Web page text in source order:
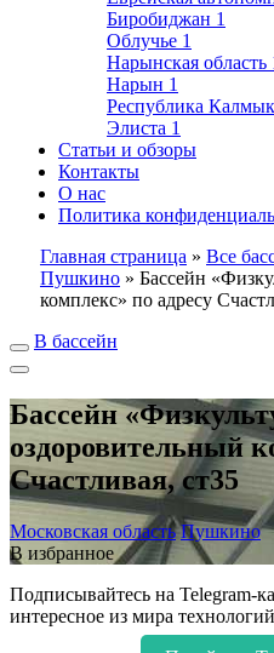
Биробиджан 1
Облучье 1
Нарынская область
Нарын 1
Республика
Элиста 1
Статьи и обзоры
Контакты
О нас
Политика
Главная страница » Все
Пушкино » Бассейн
комплекс» по адресу
В бассейн
Бассейн
оздоровительный
Счастливая, ст35
Московская область Пушкино
В избранное
Подписывайтесь на Telegram-
интересное из мира